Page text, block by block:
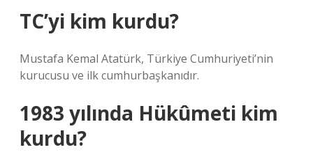
TC’yi kim kurdu?
Mustafa Kemal Atatürk, Türkiye Cumhuriyeti’nin
kurucusu ve ilk cumhurbaşkanıdır.
1983 yılında Hükûmeti kim
kurdu?